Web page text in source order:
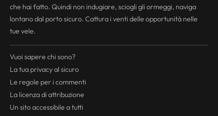
che hai fatto. Quindi non indugiare, sciogli gli ormeggi, naviga
lontano dal porto sicuro. Cattura i venti delle opportunità nelle
tue vele.
Vuoi sapere chi sono?
La tua privacyal sicuro
Le regole per i commenti
La licenza di attribuzione
Un sito accessibile a tutti